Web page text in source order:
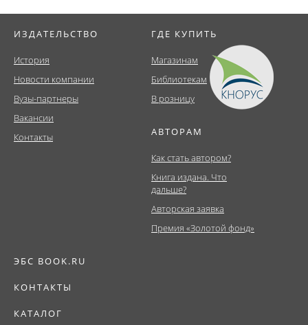
ИЗДАТЕЛЬСТВО
История
Новости компании
Вузы-партнеры
Вакансии
Контакты
ГДЕ КУПИТЬ
Магазинам
Библиотекам
В розницу
АВТОРАМ
Как стать автором?
Книга издана. Что
дальше?
Авторская заявка
Премия «Золотой фонд»
ЭБС BOOK.RU
КОНТАКТЫ
КАТАЛОГ